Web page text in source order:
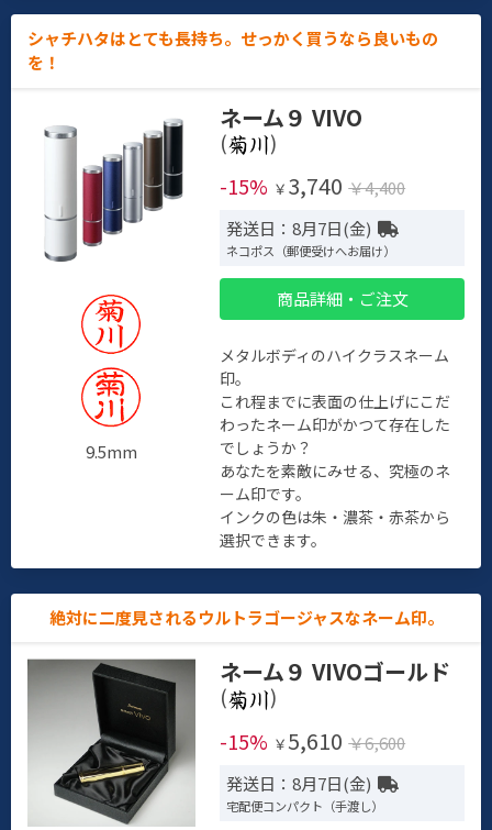
シャチハタはとても長持ち。せっかく買うなら良いもの
を！
9.5mm
ネーム９ VIVO
(
)
-15% ￥ 3,740 ￥4,400
発送日：8月7日(金)
ネコポス（郵便受けへお届け）
商品詳細・ご注文
メタルボディのハイクラスネーム
印。
これ程までに表面の仕上げにこだ
わったネーム印がかつて存在した
でしょうか？
あなたを素敵にみせる、究極のネ
ーム印です。
インクの色は朱・濃茶・赤茶から
選択できます。
絶対に二度見されるウルトラゴージャスなネーム印。
ネーム９ VIVOゴールド
(
)
-15% ￥ 5,610 ￥6,600
発送日：8月7日(金)
宅配便コンパクト（手渡し）